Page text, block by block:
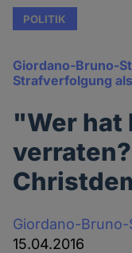
POLITIK
Giordano-Bruno-
Strafverfolgung
"Wer hat
verraten?
Giordano-
15.04.2016